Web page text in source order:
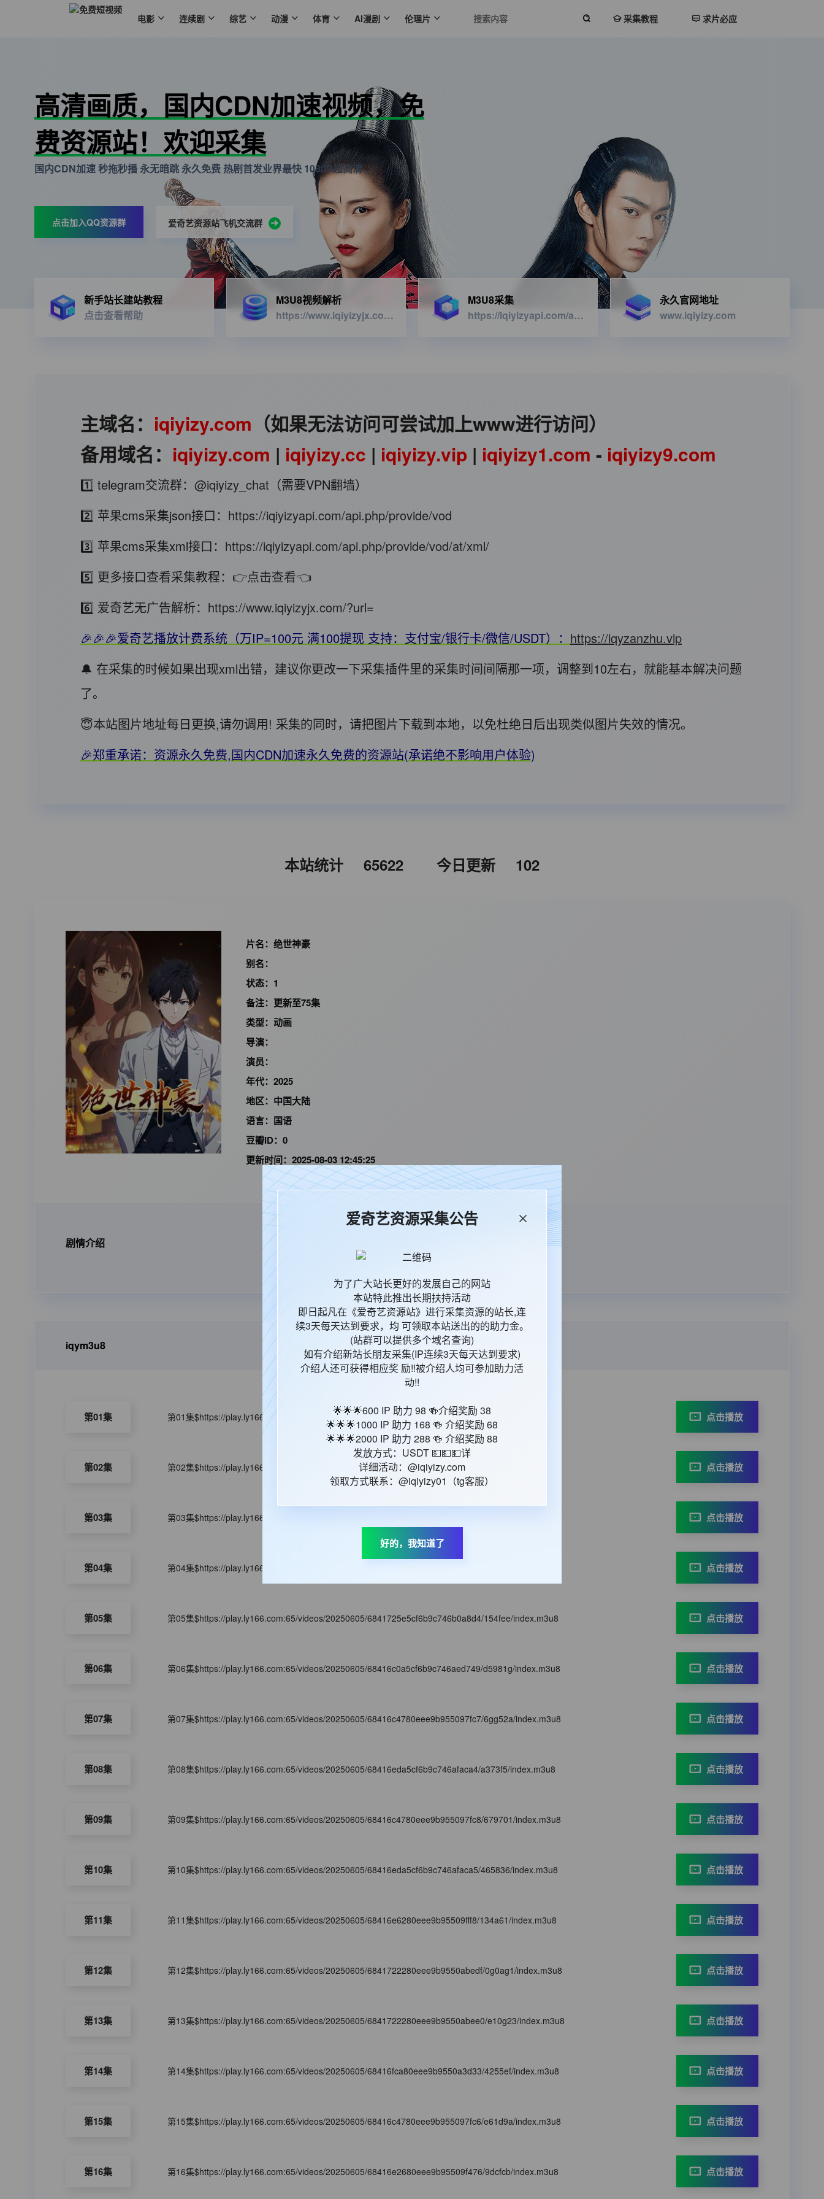
电影 连续剧 综艺 动漫 体育 AI漫剧 伦理片 采集教程 求片必应
高清画质，国内CDN加速视频，免
费资源站！欢迎采集
国内CDN加速 秒拖秒播 永无暗跳 永久免费 热剧首发业界最快 1080P超高清
点击加入QQ资源群 爱奇艺资源站飞机交流群
新手站长建站教程
点击查看帮助
M3U8视频解析
https://www.iqiyizyjx.com/?url=
M3U8采集
https://iqiyizyapi.com/api.php/provide/vod/from/snm3u8/at/xml
永久官网地址
www.iqiyizy.com
主域名： iqiyizy.com （如果无法访问可尝试加上www进行访问）
备用域名： iqiyizy.com | iqiyizy.cc | iqiyizy.vip | iqiyizy1.com - iqiyizy9.com
1️⃣ telegram交流群： @iqiyizy_chat （需要VPN翻墙）
2️⃣ 苹果cms采集json接口： https://iqiyizyapi.com/api.php/provide/vod
3️⃣ 苹果cms采集xml接口： https://iqiyizyapi.com/api.php/provide/vod/at/xml/
5️⃣ 更多接口查看采集教程： 👉点击查看👈
6️⃣ 爱奇艺无广告解析： https://www.iqiyizyjx.com/?url=
🎉🎉🎉爱奇艺播放计费系统（万IP=100元 满100提现 支持：支付宝/银行卡/微信/USDT）： https://iqyzanzhu.vip
🔔 在采集的时候如果出现xml出错，建议你更改一下采集插件里的采集时间间隔那一项，调整到10左右，就能基本解决问题
了。
😇本站图片地址每日更换,请勿调用! 采集的同时，请把图片下载到本地，以免杜绝日后出现类似图片失效的情况。
🎉郑重承诺：资源永久免费,国内CDN加速永久免费的资源站(承诺绝不影响用户体验)
本站统计 65622 今日更新 102
片名： 绝世神豪
别名：
状态： 1
备注： 更新至75集
类型： 动画
导演：
演员：
年代： 2025
地区： 中国大陆
语言： 国语
豆瓣ID： 0
更新时间： 2025-08-03 12:45:25
剧情介绍
iqym3u8
第01集 第01集$https://play.ly166.com:65/videos/20250605/6841722280eee9b9550abee1/86fd9b/index.m3u8 点击播放
第02集 第02集$https://play.ly166.com:65/videos/20250605/68416dea5cf6b9c746af5360/e56bac/index.m3u8 点击播放
第03集 第03集$https://play.ly166.com:65/videos/20250605/68416e2780eee9b95509f477/ddfbaa/index.m3u8 点击播放
第04集 第04集$https://play.ly166.com:65/videos/20250605/68416c4780eee9b955097fc9/670e28/index.m3u8 点击播放
第05集 第05集$https://play.ly166.com:65/videos/20250605/6841725e5cf6b9c746b0a8d4/154fee/index.m3u8 点击播放
第06集 第06集$https://play.ly166.com:65/videos/20250605/68416c0a5cf6b9c746aed749/d5981g/index.m3u8 点击播放
第07集 第07集$https://play.ly166.com:65/videos/20250605/68416c4780eee9b955097fc7/6gg52a/index.m3u8 点击播放
第08集 第08集$https://play.ly166.com:65/videos/20250605/68416eda5cf6b9c746afaca4/a373f5/index.m3u8 点击播放
第09集 第09集$https://play.ly166.com:65/videos/20250605/68416c4780eee9b955097fc8/679701/index.m3u8 点击播放
第10集 第10集$https://play.ly166.com:65/videos/20250605/68416eda5cf6b9c746afaca5/465836/index.m3u8 点击播放
第11集 第11集$https://play.ly166.com:65/videos/20250605/68416e6280eee9b95509fff8/134a61/index.m3u8 点击播放
第12集 第12集$https://play.ly166.com:65/videos/20250605/6841722280eee9b9550abedf/0g0ag1/index.m3u8 点击播放
第13集 第13集$https://play.ly166.com:65/videos/20250605/6841722280eee9b9550abee0/e10g23/index.m3u8 点击播放
第14集 第14集$https://play.ly166.com:65/videos/20250605/68416fca80eee9b9550a3d33/4255ef/index.m3u8 点击播放
第15集 第15集$https://play.ly166.com:65/videos/20250605/68416c4780eee9b955097fc6/e61d9a/index.m3u8 点击播放
第16集 第16集$https://play.ly166.com:65/videos/20250605/68416e2680eee9b95509f476/9dcfcb/index.m3u8 点击播放
爱奇艺资源采集公告
为了广大站长更好的发展自己的网站
本站特此推出长期扶持活动
即日起凡在《爱奇艺资源站》进行采集资源的站长,连
续3天每天达到要求，均 可领取本站送出的的助力金。
(站群可以提供多个域名查询)
如有介绍新站长朋友采集(IP连续3天每天达到要求)
介绍人还可获得相应奖 励!!被介绍人均可参加助力活
动!!
🌟🌟🌟600 IP 助力 98 🍻介绍奖励 38
🌟🌟🌟1000 IP 助力 168 🍻 介绍奖励 68
🌟🌟🌟2000 IP 助力 288 🍻 介绍奖励 88
发放方式：USDT 💵💵💵详
详细活动：@iqiyizy.com
领取方式联系：@iqiyizy01（tg客服）
好的，我知道了